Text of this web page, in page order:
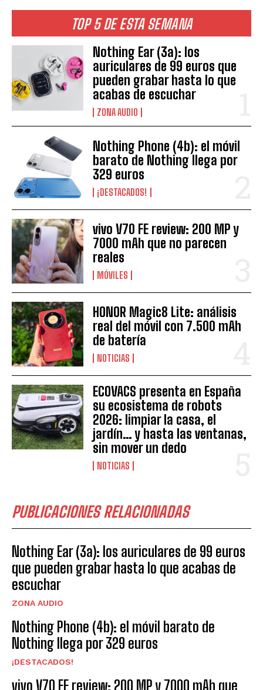
TOP 5 DE ESTA SEMANA
Nothing Ear (3a): los
auriculares de 99 euros que
pueden grabar hasta lo que
acabas de escuchar
ZONA AUDIO
Nothing Phone (4b): el móvil
barato de Nothing llega por
329 euros
¡DESTACADOS!
vivo V70 FE review: 200 MP y
7000 mAh que no parecen
reales
MÓVILES
HONOR Magic8 Lite: análisis
real del móvil con 7.500 mAh
de batería
NOTICIAS
ECOVACS presenta en España
su ecosistema de robots
2026: limpiar la casa, el
jardín… y hasta las ventanas,
sin mover un dedo
NOTICIAS
PUBLICACIONES RELACIONADAS
Nothing Ear (3a): los auriculares de 99 euros
que pueden grabar hasta lo que acabas de
escuchar
ZONA AUDIO
Nothing Phone (4b): el móvil barato de
Nothing llega por 329 euros
¡DESTACADOS!
vivo V70 FE review: 200 MP y 7000 mAh que